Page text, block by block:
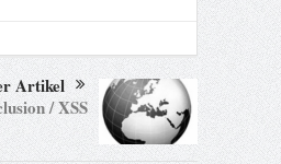
Artikel
/ XSS